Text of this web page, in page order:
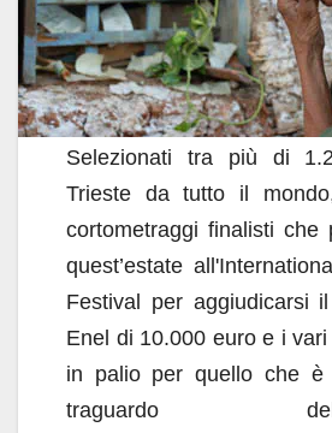
k
Selezionati tra più di
Trieste da tutto il
cortometraggi finalisti che
quest’estate
Festival per aggiudicarsi
Enel di 10.000 euro e i
in palio per quello che è
traguardo